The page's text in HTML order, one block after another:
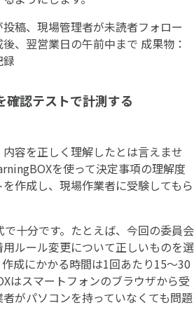
稿、現場管理者が未読者フォロー
、翌営業日の午前中まで 成果物：
確認テストで計測する
容を正しく理解したとは言えませ
を使って決定事項の理解度
作成し、現場作業者に受験してもら
十分です。たとえば、今回の委員会
ルール変更について正しいものを選
成にかかる時間は1回あたり15〜30
はスマートフォンのブラウザから受
がパソコンを持っていなくても問題